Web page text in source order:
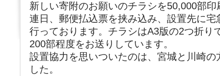
新しい寄附のお願いのチラシを50,000部印
連日、郵便払込票を挟み込み、設置先に宅
行っております。チラシはA3版の2つ折り
200部程度をお送りしています。
設置協力を思いついたのは、宮城と川崎
した。